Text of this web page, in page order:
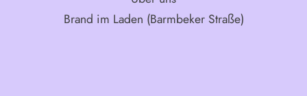
Brand im Laden (Barmbeker Straße)